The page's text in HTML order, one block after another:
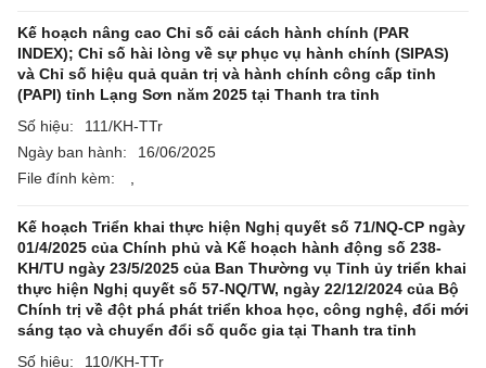
Kế hoạch nâng cao Chỉ số cải cách hành chính (PAR
INDEX); Chỉ số hài lòng về sự phục vụ hành chính (SIPAS)
và Chỉ số hiệu quả quản trị và hành chính công cấp tỉnh
(PAPI) tỉnh Lạng Sơn năm 2025 tại Thanh tra tỉnh
Số hiệu:
111/KH-TTr
Ngày ban hành:
16/06/2025
File đính kèm:
Kế hoạch Triển khai thực hiện Nghị quyết số 71/NQ-CP ngày
01/4/2025 của Chính phủ và Kế hoạch hành động số 238-
KH/TU ngày 23/5/2025 của Ban Thường vụ Tỉnh ủy triển khai
thực hiện Nghị quyết số 57-NQ/TW, ngày 22/12/2024 của Bộ
Chính trị về đột phá phát triển khoa học, công nghệ, đổi mới
sáng tạo và chuyển đổi số quốc gia tại Thanh tra tỉnh
Số hiệu:
110/KH-TTr